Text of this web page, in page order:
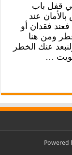
قفل باب
عند
فعند فقدان أو
ومن هنا
عنك الخطر
…
Powered